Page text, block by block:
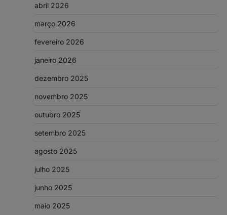
abril 2026
março 2026
fevereiro 2026
janeiro 2026
dezembro 2025
novembro 2025
outubro 2025
setembro 2025
agosto 2025
julho 2025
junho 2025
maio 2025